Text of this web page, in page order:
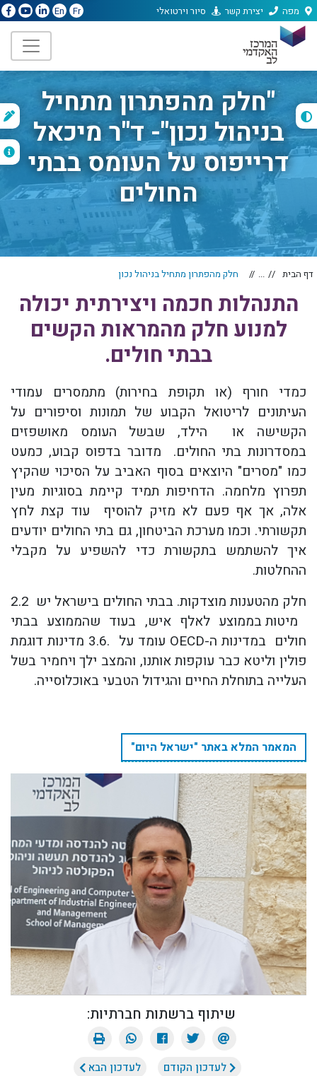
מפה יצירת קשר סיור וירטואלי Fr
En
"חלק מהפתרון מתחיל
בניהול נכון"- ד"ר מיכאל
דרייפוס על העומס בבתי
החולים
דף הבית ... חלק מהפתרון מתחיל בניהול נכון
התנהלות חכמה ויצירתית יכולה
למנוע חלק מהמראות הקשים
בבתי חולים.
כמדי חורף (או תקופת בחירות) מתמסרים עמודי
העיתונים לריטואל הקבוע של תמונות וסיפורים על
הקשישה או הילד, שבשל העומס מאושפזים
במסדרונות בתי החולים. מדובר בדפוס קבוע, כמעט
כמו "מסרים" היוצאים בסוף האביב על הסיכוי שהקיץ
תפרוץ מלחמה. הדחיפות תמיד קיימת בסוגיות מעין
אלה, אך אף פעם לא מזיק להוסיף עוד קצת לחץ
תקשורתי. וכמו מערכת הביטחון, גם בתי החולים יודעים
איך להשתמש בתקשורת כדי להשפיע על מקבלי
ההחלטות.
חלק מהטענות מוצדקות. בבתי החולים בישראל יש 2.2
מיטות בממוצע לאלף איש, בעוד שהממוצע בבתי
חולים במדינות ה-OECD עומד על .3.6
מדינות דוגמת
פולין וליטא כבר עוקפות אותנו, והמצב ילך ויחמיר בשל
העלייה בתוחלת החיים והגידול הטבעי באוכלוסייה.
המאמר המלא באתר "ישראל היום"
שיתוף ברשתות חברתיות:
לעדכון הקודם לעדכון הבא